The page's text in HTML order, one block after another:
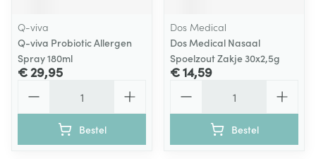
Q-viva
Q-viva Probiotic Allergen
Spray 180ml
€ 29,95
Bestel
Dos Medical
Dos Medical Nasaal
Spoelzout Zakje 30x2,5g
€ 14,59
Bestel